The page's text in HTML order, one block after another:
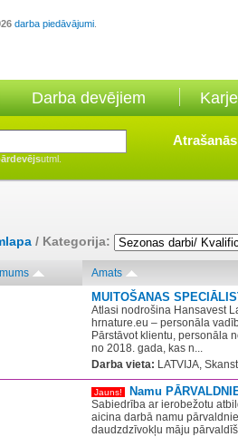
darba piedāvājumi
Darba devējiem
utml.
/ Kategorija:
Amats
MUITOŠANAS
Atlasi nodrošina Hansavest
hrnature.eu – personāla
Pārstāvot klientu, personāla
no 2018. gada, kas n...
Darba vieta: LATVIJA,
Jauns! Namu
Sabiedrība ar ierobežotu
aicina darbā namu
daudzdzīvokļu māju